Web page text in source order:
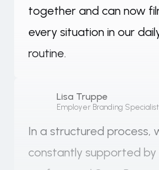
together and can now
every situation in our
routine.
Lisa Truppe
Employer Branding Specialist
In a structured process,
constantly supported by